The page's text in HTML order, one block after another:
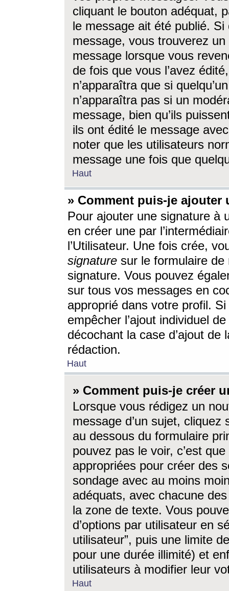
cliquant le bouton adéquat,
le message ait été publié. Si
message, vous trouverez
message lorsque vous
de fois que vous l’avez
n’apparaîtra que si
n’apparaîtra pas si un
message, bien qu’ils
ils ont édité le message
noter que les utilisateurs
message une fois que
Haut
» Comment puis-je ajouter
Pour ajouter une signature à
en créer une par
l’Utilisateur. Une fois crée,
signature sur le formulaire de
signature. Vous pouvez
sur tous vos messages en
approprié dans votre profil.
empêcher l’ajout individuel
décochant la case d’ajout
rédaction.
Haut
» Comment puis-je créer
Lorsque vous rédigez un
message d’un sujet, cliquez
au dessous du formulaire
pouvez pas le voir, c’est
appropriées pour créer des
sondage avec au moins
adéquats, avec chacune
la zone de texte. Vous
d’options par utilisateur en
utilisateur”, puis une limite
pour une durée illimité) et
utilisateurs à modifier leur
Haut